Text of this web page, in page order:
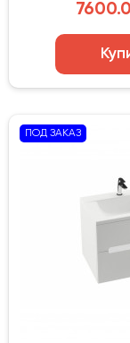
ПОД ЗАКАЗ